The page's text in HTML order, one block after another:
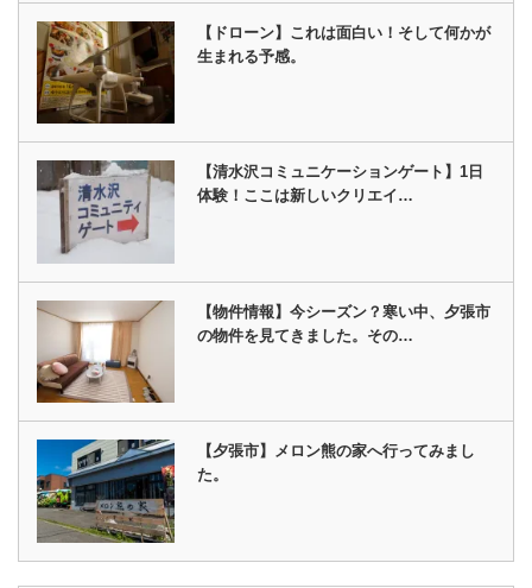
【ドローン】これは面白い！そして何かが
生まれる予感。
【清水沢コミュニケーションゲート】1日
体験！ここは新しいクリエイ…
【物件情報】今シーズン？寒い中、夕張市
の物件を見てきました。その…
【夕張市】メロン熊の家へ行ってみまし
た。